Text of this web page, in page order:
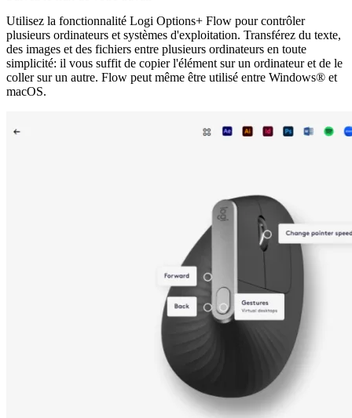
Utilisez la fonctionnalité Logi Options+ Flow pour contrôler
plusieurs ordinateurs et systèmes d'exploitation. Transférez du texte,
des images et des fichiers entre plusieurs ordinateurs en toute
simplicité: il vous suffit de copier l'élément sur un ordinateur et de le
coller sur un autre. Flow peut même être utilisé entre Windows® et
macOS.